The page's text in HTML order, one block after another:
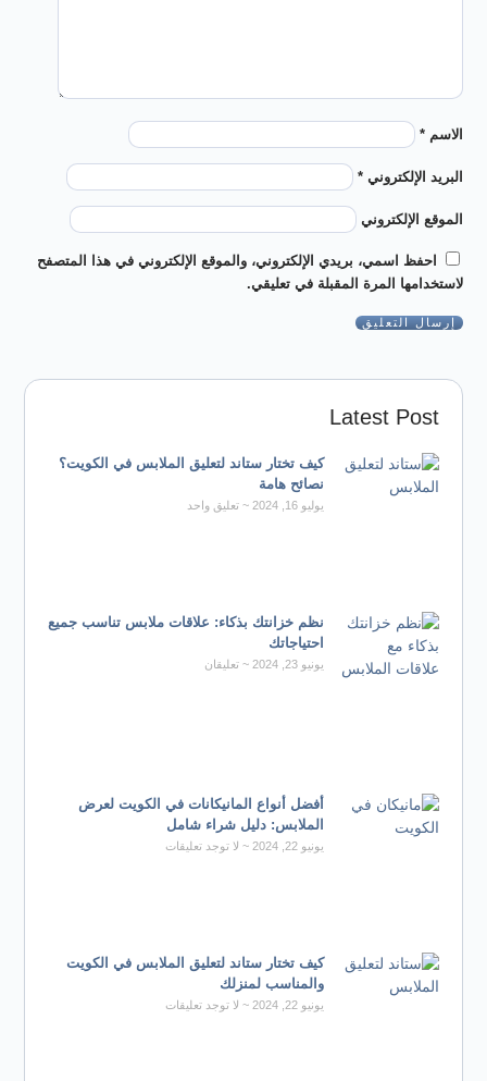
الاسم *
البريد الإلكتروني *
الموقع الإلكتروني
احفظ اسمي، بريدي الإلكتروني، والموقع الإلكتروني في هذا المتصفح
لاستخدامها المرة المقبلة في تعليقي.
Latest Post
كيف تختار ستاند لتعليق الملابس في الكويت؟
نصائح هامة
يوليو 16, 2024 تعليق واحد
نظم خزانتك بذكاء: علاقات ملابس تناسب جميع
احتياجاتك
يونيو 23, 2024 تعليقان
أفضل أنواع المانيكانات في الكويت لعرض
الملابس: دليل شراء شامل
يونيو 22, 2024 لا توجد تعليقات
كيف تختار ستاند لتعليق الملابس في الكويت
والمناسب لمنزلك
يونيو 22, 2024 لا توجد تعليقات